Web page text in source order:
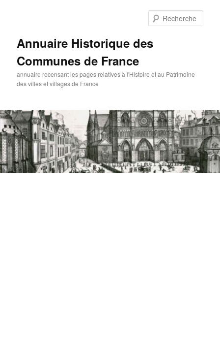
Annuaire Historique des
Communes de France
annuaire recensant les pages relatives à l'Histoire et au Patrimoine
des villes et villages de France